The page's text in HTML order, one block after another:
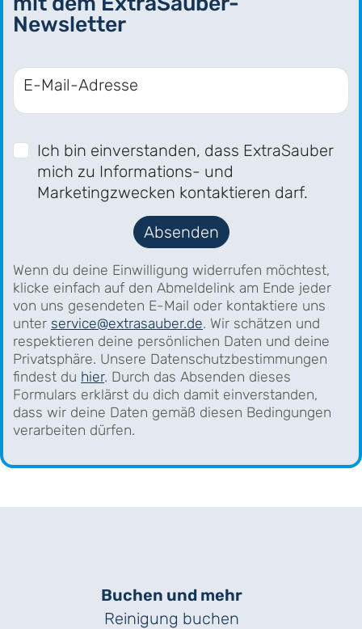
Newsletter
E-Mail-Adresse
Ich bin einverstanden, dass ExtraSauber
mich zu Informations- und
Marketingzwecken kontaktieren darf.
Absenden
Wenn du deine Einwilligung widerrufen möchtest,
klicke einfach auf den Abmeldelink am Ende jeder
von uns gesendeten E-Mail oder kontaktiere uns
unter service@extrasauber.de. Wir schätzen und
respektieren deine persönlichen Daten und deine
Privatsphäre. Unsere Datenschutzbestimmungen
findest du hier. Durch das Absenden dieses
Formulars erklärst du dich damit einverstanden,
dass wir deine Daten gemäß diesen Bedingungen
verarbeiten dürfen.
Buchen und mehr
Reinigung buchen